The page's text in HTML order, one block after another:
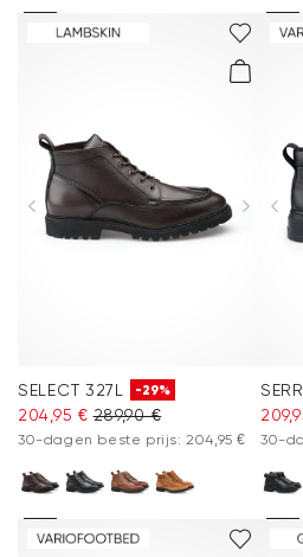
SELECT 327L -29%
204,95 € 289,90 €
30-dagen beste prijs: 204,95 € 30-